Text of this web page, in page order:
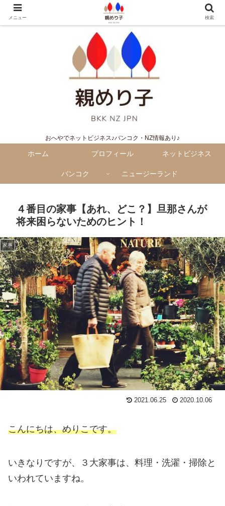
おへやでネットビジネス♪バンコク・NZ情報あり♪
ホーム プロフィール ネットビジネス
バンコク ニュージーランド
４番目の家事【あれ、どこ？】旦那さんが
将来困らないためのヒント！
家事
2021.06.25 2020.10.06
こんにちは、めりこです。
いきなりですが、３大家事は、料理・洗濯・掃除と
いわれていますね。
メニュー 検索